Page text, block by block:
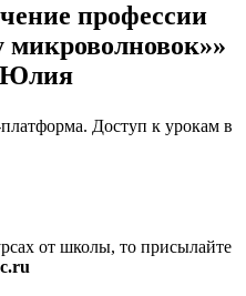
профессии
микроволновок»»
Юлия
платформа. Доступ к урокам в
от школы, то присылайте